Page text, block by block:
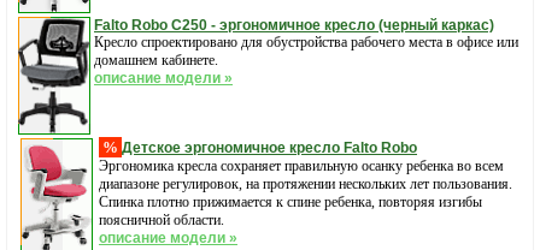
Falto Robo С250 - эргономичное кресло (черный каркас)
Кресло спроектировано для обустройства рабочего места в офисе или
домашнем кабинете.
описание модели »
% Детское эргономичное кресло Falto Robo
Эргономика кресла сохраняет правильную осанку ребенка во всем
диапазоне регулировок, на протяжении нескольких лет пользования.
Спинка плотно прижимается к спине ребенка, повторяя изгибы
поясничной области.
описание модели »